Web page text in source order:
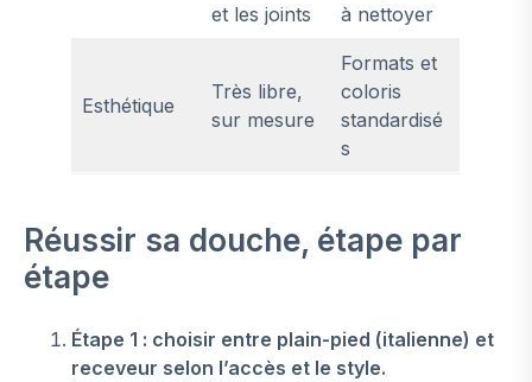
et les joints
à nettoyer
Esthétique
Très libre,
sur mesure
Formats et
coloris
standardisé
s
Réussir sa douche, étape par
étape
Étape 1 : choisir entre plain-pied (italienne) et
receveur selon l’accès et le style.